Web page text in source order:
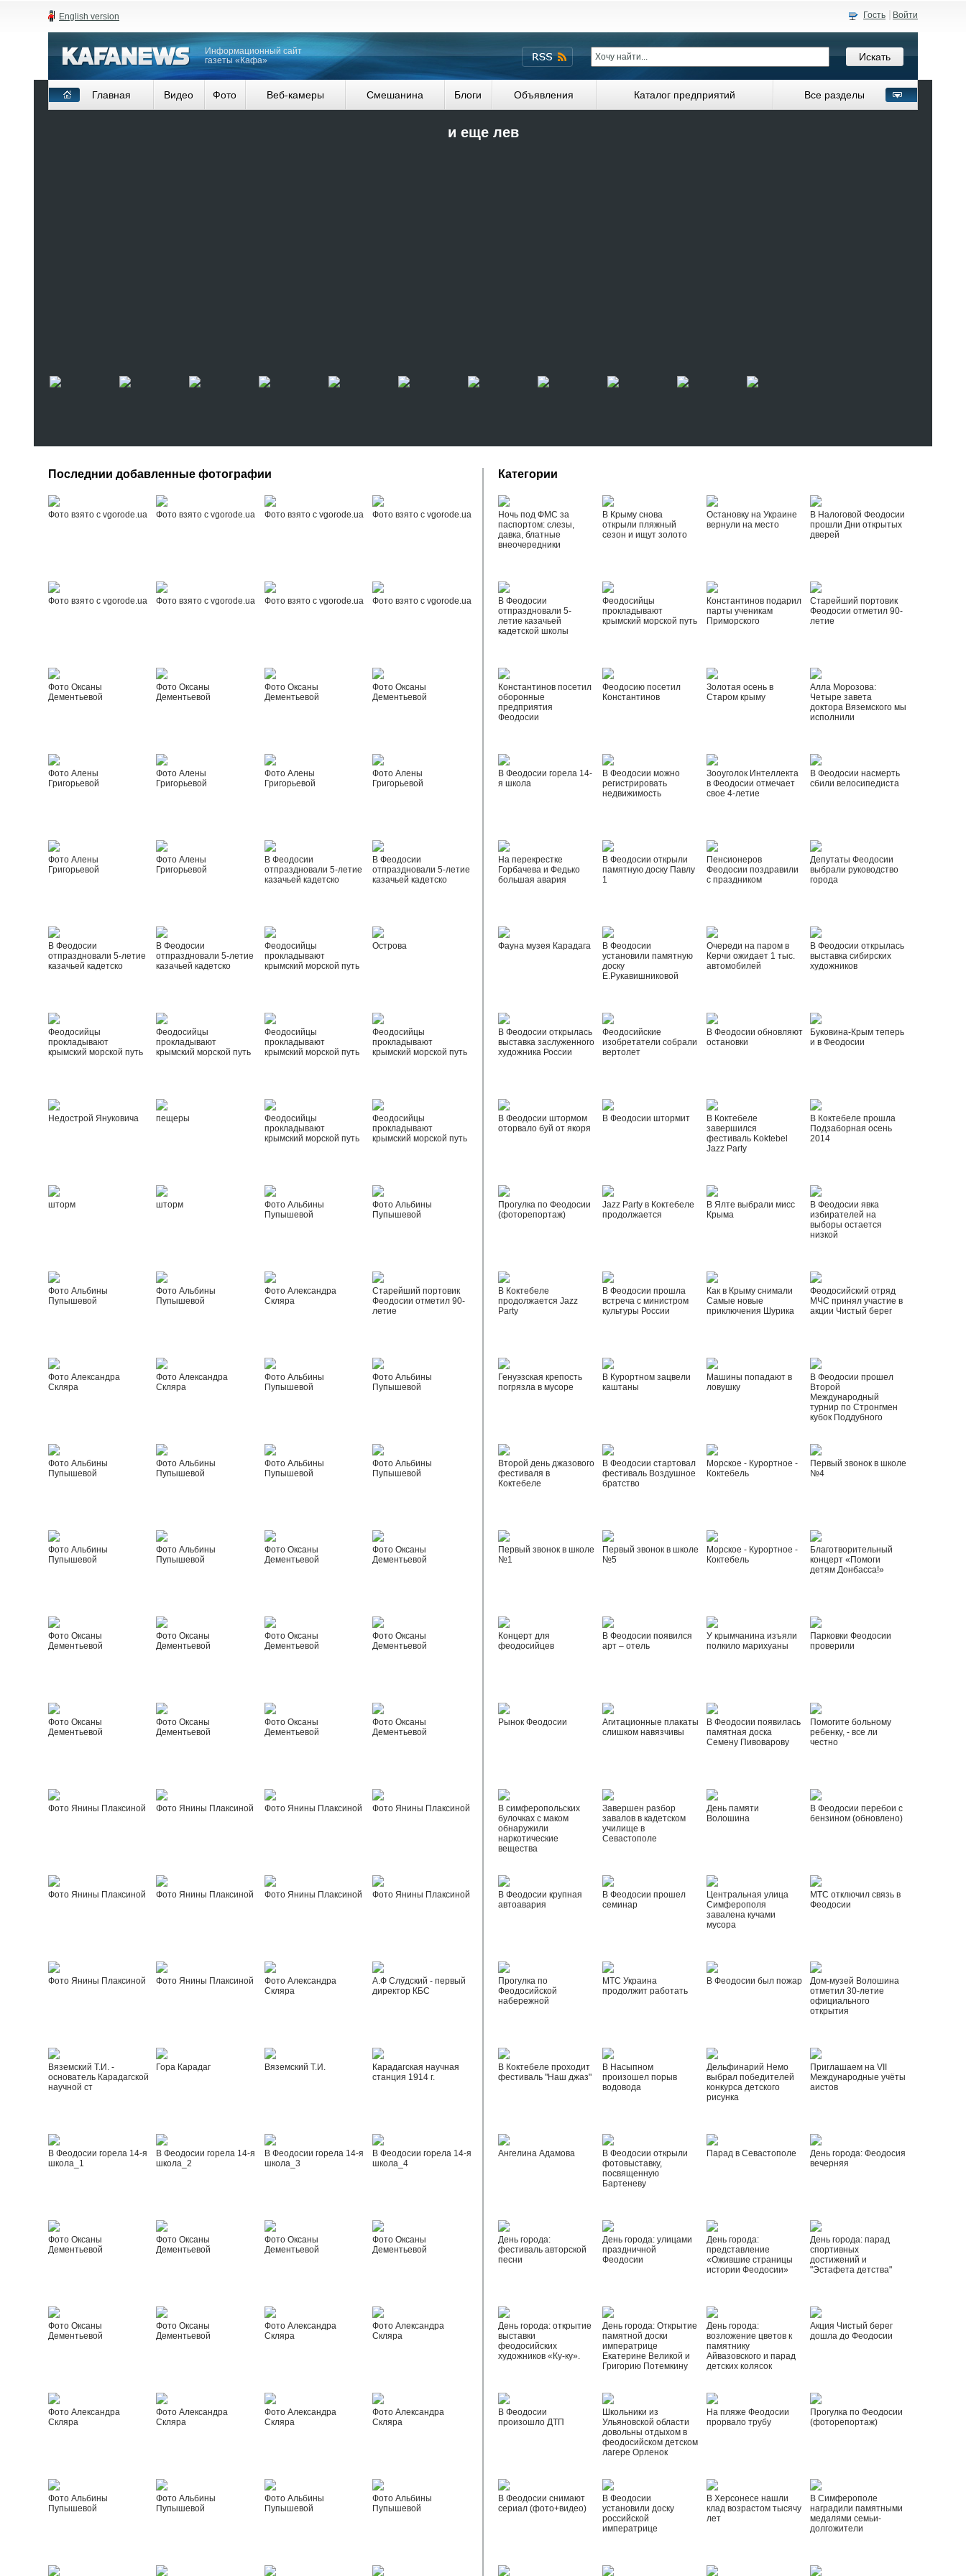
English version Гость Войти
Информационный сайт
газеты «Кафа»
Главная Видео Фото Веб-камеры Смешанина Блоги Объявления Каталог предприятий Все разделы
и еще лев
Последнии добавленные фотографии
Фото взято с vgorode.ua Фото взято с vgorode.ua Фото взято с vgorode.ua Фото взято с vgorode.ua
Фото взято с vgorode.ua Фото взято с vgorode.ua Фото взято с vgorode.ua Фото взято с vgorode.ua
Фото Оксаны
Дементьевой
Фото Оксаны
Дементьевой
Фото Оксаны
Дементьевой
Фото Оксаны
Дементьевой
Фото Алены
Григорьевой
Фото Алены
Григорьевой
Фото Алены
Григорьевой
Фото Алены
Григорьевой
Фото Алены
Григорьевой
Фото Алены
Григорьевой
В Феодосии
отпраздновали 5-летие
казачьей кадетско
В Феодосии
отпраздновали 5-летие
казачьей кадетско
В Феодосии
отпраздновали 5-летие
казачьей кадетско
В Феодосии
отпраздновали 5-летие
казачьей кадетско
Феодосийцы
прокладывают
крымский морской путь
Острова
Феодосийцы
прокладывают
крымский морской путь
Феодосийцы
прокладывают
крымский морской путь
Феодосийцы
прокладывают
крымский морской путь
Феодосийцы
прокладывают
крымский морской путь
Недострой Януковича пещеры
Феодосийцы
прокладывают
крымский морской путь
Феодосийцы
прокладывают
крымский морской путь
шторм шторм
Фото Альбины
Пупышевой
Фото Альбины
Пупышевой
Фото Альбины
Пупышевой
Фото Альбины
Пупышевой
Фото Александра
Скляра
Старейший портовик
Феодосии отметил 90-
летие
Фото Александра
Скляра
Фото Александра
Скляра
Фото Альбины
Пупышевой
Фото Альбины
Пупышевой
Фото Альбины
Пупышевой
Фото Альбины
Пупышевой
Фото Альбины
Пупышевой
Фото Альбины
Пупышевой
Фото Альбины
Пупышевой
Фото Альбины
Пупышевой
Фото Оксаны
Дементьевой
Фото Оксаны
Дементьевой
Фото Оксаны
Дементьевой
Фото Оксаны
Дементьевой
Фото Оксаны
Дементьевой
Фото Оксаны
Дементьевой
Фото Оксаны
Дементьевой
Фото Оксаны
Дементьевой
Фото Оксаны
Дементьевой
Фото Оксаны
Дементьевой
Фото Янины Плаксиной Фото Янины Плаксиной Фото Янины Плаксиной Фото Янины Плаксиной
Фото Янины Плаксиной Фото Янины Плаксиной Фото Янины Плаксиной Фото Янины Плаксиной
Фото Янины Плаксиной Фото Янины Плаксиной
Фото Александра
Скляра
А.Ф Слудский - первый
директор КБС
Вяземский Т.И. -
основатель Карадагской
научной ст
Гора Карадаг Вяземский Т.И.
Карадагская научная
станция 1914 г.
В Феодосии горела 14-я
школа_1
В Феодосии горела 14-я
школа_2
В Феодосии горела 14-я
школа_3
В Феодосии горела 14-я
школа_4
Фото Оксаны
Дементьевой
Фото Оксаны
Дементьевой
Фото Оксаны
Дементьевой
Фото Оксаны
Дементьевой
Фото Оксаны
Дементьевой
Фото Оксаны
Дементьевой
Фото Александра
Скляра
Фото Александра
Скляра
Фото Александра
Скляра
Фото Александра
Скляра
Фото Александра
Скляра
Фото Александра
Скляра
Фото Альбины
Пупышевой
Фото Альбины
Пупышевой
Фото Альбины
Пупышевой
Фото Альбины
Пупышевой
Категории
Ночь под ФМС за
паспортом: слезы,
давка, блатные
внеочередники
В Крыму снова
открыли пляжный
сезон и ищут золото
Остановку на Украине
вернули на место
В Налоговой Феодосии
прошли Дни открытых
дверей
В Феодосии
отпраздновали 5-
летие казачьей
кадетской школы
Феодосийцы
прокладывают
крымский морской путь
Константинов подарил
парты ученикам
Приморского
Старейший портовик
Феодосии отметил 90-
летие
Константинов посетил
оборонные
предприятия
Феодосии
Феодосию посетил
Константинов
Золотая осень в
Старом крыму
Алла Морозова:
Четыре завета
доктора Вяземского мы
исполнили
В Феодосии горела 14-
я школа
В Феодосии можно
регистрировать
недвижимость
Зооуголок Интеллекта
в Феодосии отмечает
свое 4-летие
В Феодосии насмерть
сбили велосипедиста
На перекрестке
Горбачева и Федько
большая авария
В Феодосии открыли
памятную доску Павлу
1
Пенсионеров
Феодосии поздравили
с праздником
Депутаты Феодосии
выбрали руководство
города
Фауна музея Карадага
В Феодосии
установили памятную
доску
Е.Рукавишниковой
Очереди на паром в
Керчи ожидает 1 тыс.
автомобилей
В Феодосии открылась
выставка сибирских
художников
В Феодосии открылась
выставка заслуженного
художника России
Феодосийские
изобретатели собрали
вертолет
В Феодосии обновляют
остановки
Буковина-Крым теперь
и в Феодосии
В Феодосии штормом
оторвало буй от якоря
В Феодосии штормит
В Коктебеле
завершился
фестиваль Koktebel
Jazz Party
В Коктебеле прошла
Подзаборная осень
2014
Прогулка по Феодосии
(фоторепортаж)
Jazz Party в Коктебеле
продолжается
В Ялте выбрали мисс
Крыма
В Феодосии явка
избирателей на
выборы остается
низкой
В Коктебеле
продолжается Jazz
Party
В Феодосии прошла
встреча с министром
культуры России
Как в Крыму снимали
Самые новые
приключения Шурика
Феодосийский отряд
МЧС принял участие в
акции Чистый берег
Генуэзская крепость
погрязла в мусоре
В Курортном зацвели
каштаны
Машины попадают в
ловушку
В Феодосии прошел
Второй
Международный
турнир по Стронгмен
кубок Поддубного
Второй день джазового
фестиваля в
Коктебеле
В Феодосии стартовал
фестиваль Воздушное
братство
Морское - Курортное -
Коктебель
Первый звонок в школе
№4
Первый звонок в школе
№1
Первый звонок в школе
№5
Морское - Курортное -
Коктебель
Благотворительный
концерт «Помоги
детям Донбасса!»
Концерт для
феодосийцев
В Феодосии появился
арт – отель
У крымчанина изъяли
полкило марихуаны
Парковки Феодосии
проверили
Рынок Феодосии
Агитационные плакаты
слишком навязчивы
В Феодосии появилась
памятная доска
Семену Пивоварову
Помогите больному
ребенку, - все ли
честно
В симферопольских
булочках с маком
обнаружили
наркотические
вещества
Завершен разбор
завалов в кадетском
училище в
Севастополе
День памяти
Волошина
В Феодосии перебои с
бензином (обновлено)
В Феодосии крупная
автоавария
В Феодосии прошел
семинар
Центральная улица
Симферополя
завалена кучами
мусора
МТС отключил связь в
Феодосии
Прогулка по
Феодосийской
набережной
МТС Украина
продолжит работать
В Феодосии был пожар
Дом-музей Волошина
отметил 30-летие
официального
открытия
В Коктебеле проходит
фестиваль "Наш джаз"
В Насыпном
произошел порыв
водовода
Дельфинарий Немо
выбрал победителей
конкурса детского
рисунка
Приглашаем на VII
Международные учёты
аистов
Ангелина Адамова
В Феодосии открыли
фотовыставку,
посвященную
Бартеневу
Парад в Севастополе
День города: Феодосия
вечерняя
День города:
фестиваль авторской
песни
День города: улицами
праздничной
Феодосии
День города:
представление
«Ожившие страницы
истории Феодосии»
День города: парад
спортивных
достижений и
"Эстафета детства"
День города: открытие
выставки
феодосийских
художников «Ку-ку».
День города: Открытие
памятной доски
императрице
Екатерине Великой и
Григорию Потемкину
День города:
возложение цветов к
памятнику
Айвазовского и парад
детских колясок
Акция Чистый берег
дошла до Феодосии
В Феодосии
произошло ДТП
Школьники из
Ульяновской области
довольны отдыхом в
феодосийском детском
лагере Орленок
На пляже Феодосии
прорвало трубу
Прогулка по Феодосии
(фоторепортаж)
В Феодосии снимают
сериал (фото+видео)
В Феодосии
установили доску
российской
императрице
В Херсонесе нашли
клад возрастом тысячу
лет
В Симферополе
наградили памятными
медалями семьи-
долгожители